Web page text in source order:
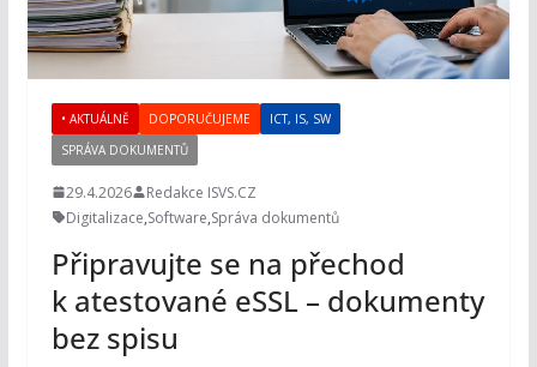
• AKTUÁLNĚ DOPORUČUJEME
ICT, IS, SW
SPRÁVA DOKUMENTŮ
29.4.2026
Redakce ISVS.CZ
Digitalizace,Software,Správa dokumentů
Připravujte se na přechod
k atestované eSSL – dokumenty
bez spisu